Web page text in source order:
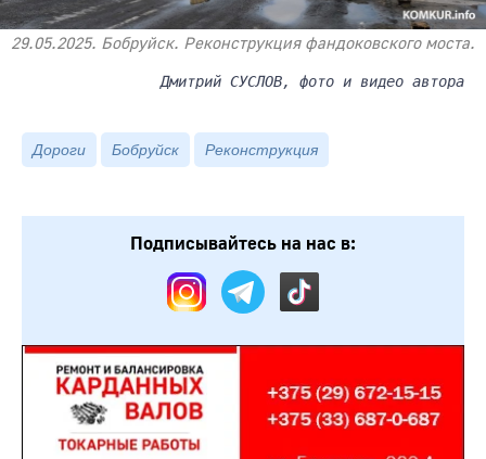
29.05.2025. Бобруйск. Реконструкция фандоковского моста.
Дмитрий СУСЛОВ, фото и видео автора
Дороги Бобруйск Реконструкция
Подписывайтесь на нас в: